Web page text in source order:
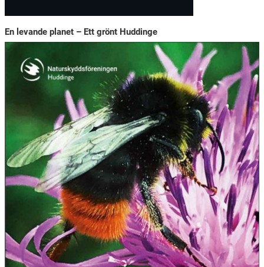
En levande planet – Ett grönt Huddinge